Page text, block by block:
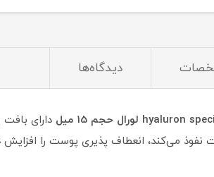
دیدگاه‌ها
دارای
نفوذ می‌کند، انعطاف پذیری پوست را